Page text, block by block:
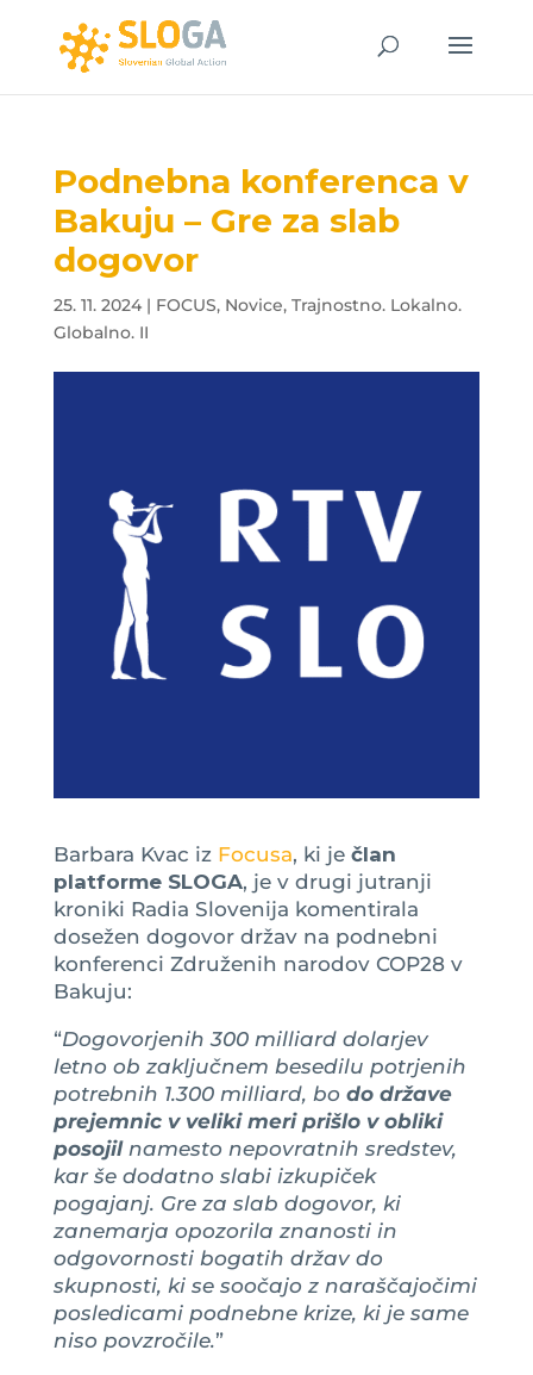
Podnebna konferenca v
Bakuju – Gre za slab
dogovor
25. 11. 2024| FOCUS, Novice, Trajnostno. Lokalno.
Globalno. II
Barbara Kvac iz Focusa, ki je član
platforme SLOGA, je v drugi jutranji
kroniki Radia Slovenija komentirala
dosežen dogovor držav na podnebni
konferenci Združenih narodov COP28 v
Bakuju:
“Dogovorjenih 300 milliard dolarjev
letno ob zaključnem besedilu potrjenih
potrebnih 1.300 milliard, bo do države
prejemnic v veliki meri prišlo v obliki
posojilnamesto nepovratnih sredstev,
kar še dodatno slabi izkupiček
pogajanj. Gre za slab dogovor, ki
zanemarja opozorila znanosti in
odgovornosti bogatih držav do
skupnosti, ki se soočajo z naraščajočimi
posledicami podnebne krize, ki je same
niso povzročile.”